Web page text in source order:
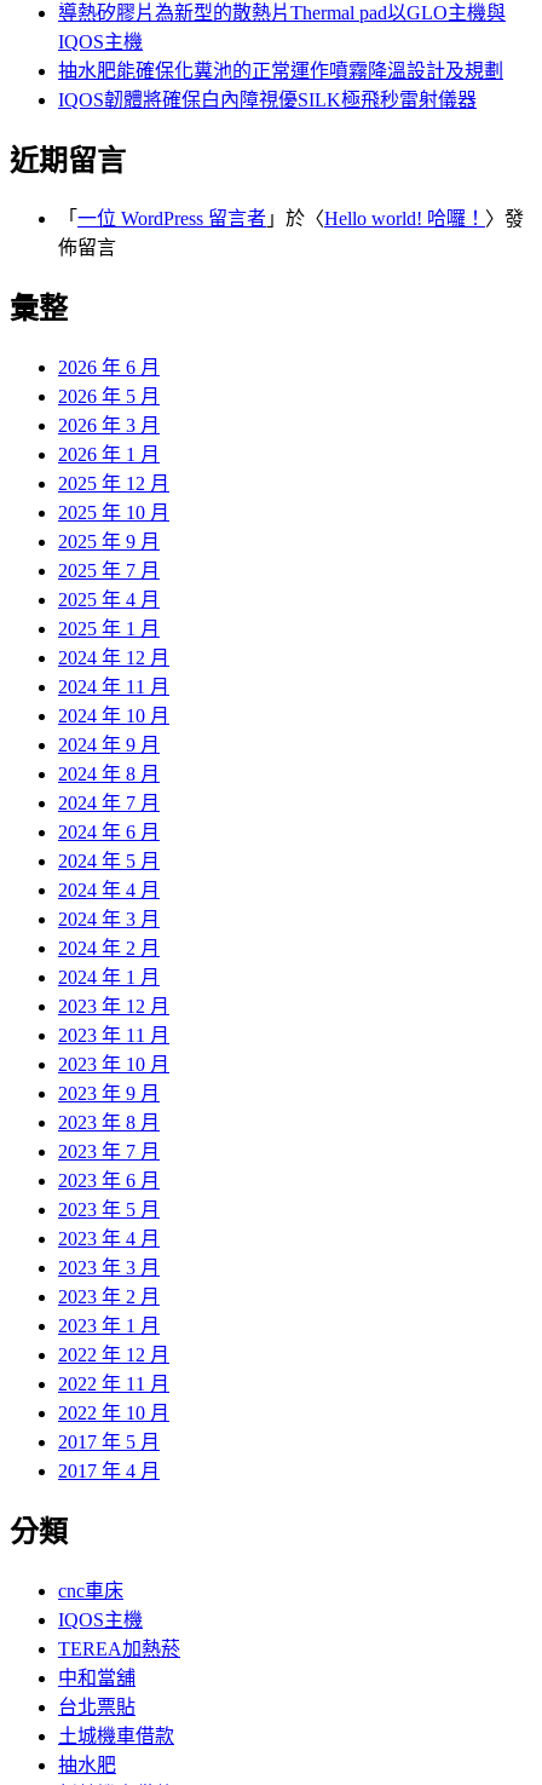
導熱矽膠片為新型的散熱片Thermal pad以GLO主機與
IQOS主機
抽水肥能確保化糞池的正常運作噴霧降溫設計及規劃
IQOS韌體將確保白內障視優SILK極飛秒雷射儀器
近期留言
「 一位 WordPress 留言者 」於〈Hello world! 哈囉！ 〉發
佈留言
彙整
2026 年 6 月
2026 年 5 月
2026 年 3 月
2026 年 1 月
2025 年 12 月
2025 年 10 月
2025 年 9 月
2025 年 7 月
2025 年 4 月
2025 年 1 月
2024 年 12 月
2024 年 11 月
2024 年 10 月
2024 年 9 月
2024 年 8 月
2024 年 7 月
2024 年 6 月
2024 年 5 月
2024 年 4 月
2024 年 3 月
2024 年 2 月
2024 年 1 月
2023 年 12 月
2023 年 11 月
2023 年 10 月
2023 年 9 月
2023 年 8 月
2023 年 7 月
2023 年 6 月
2023 年 5 月
2023 年 4 月
2023 年 3 月
2023 年 2 月
2023 年 1 月
2022 年 12 月
2022 年 11 月
2022 年 10 月
2017 年 5 月
2017 年 4 月
分類
cnc車床
IQOS主機
TEREA加熱菸
中和當舖
台北票貼
土城機車借款
抽水肥